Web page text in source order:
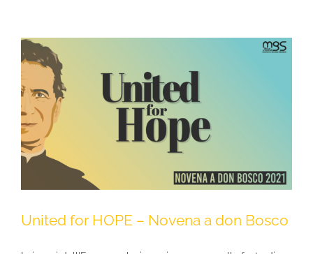
United for HOPE – Novena a don Bosco